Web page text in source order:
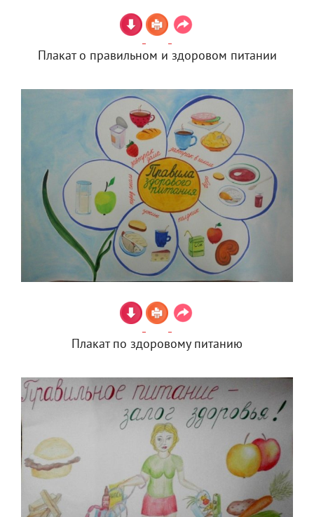
Плакат о правильном и здоровом питании
Плакат по здоровому питанию